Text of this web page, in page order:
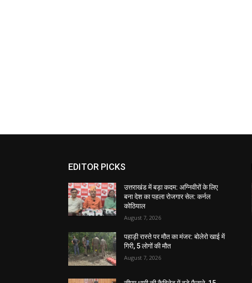
EDITOR PICKS
उत्तराखंड में बड़ा कदम: अग्निवीरों के लिए
बना देश का पहला रोजगार सेल: कर्नल
कोठियाल
August 7, 2026
पहाड़ी रास्ते पर मौत का मंजर: बोलेरो खाई में
गिरी, 5 लोगों की मौत
August 7, 2026